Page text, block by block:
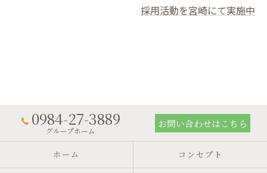
採用活動を宮崎にて実施中
0984-27-3889
グループホーム
お問い合わせはこちら
ホーム コンセプト